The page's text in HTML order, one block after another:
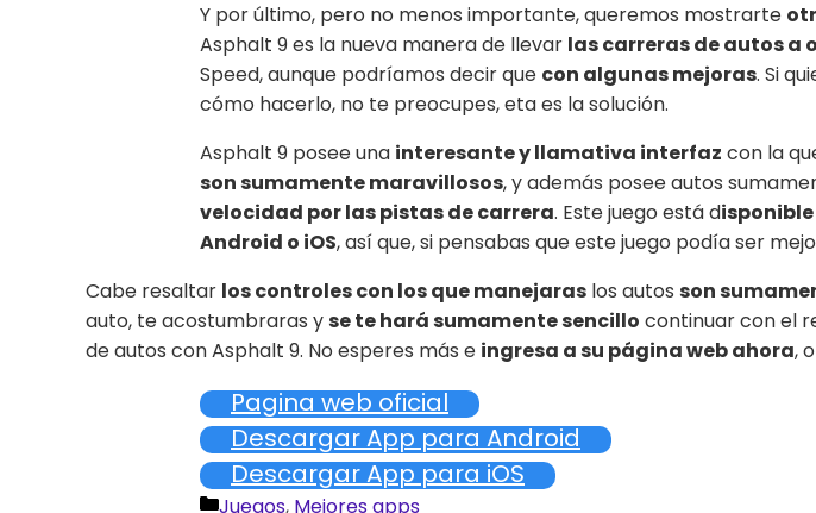
Y por último, pero no menos importante, queremos mostrarte
Asphalt 9 es la nueva manera de llevar las carreras de autos a
Speed, aunque podríamos decir que con algunas mejoras. Si
cómo hacerlo, no te preocupes, eta es la solución.
Asphalt 9 posee una interesante y llamativa interfaz con la
son sumamente maravillosos, y además posee autos
velocidad por las pistas de carrera. Este juego está d
Android o iOS, así que, si pensabas que este juego podía ser
Cabe resaltar los controles con los que manejaras los autos son
auto, te acostumbraras yse te hará sumamente sencillo continuar con el
de autos con Asphalt 9. No esperes más e ingresa a su página web ahora,
Pagina web oficial
Descargar App para Android
Descargar App para iOS
Categorías
Juegos, Mejores apps